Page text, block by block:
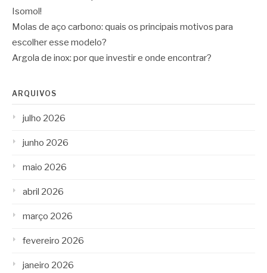
Isomol!
Molas de aço carbono: quais os principais motivos para
escolher esse modelo?
Argola de inox: por que investir e onde encontrar?
ARQUIVOS
julho 2026
junho 2026
maio 2026
abril 2026
março 2026
fevereiro 2026
janeiro 2026